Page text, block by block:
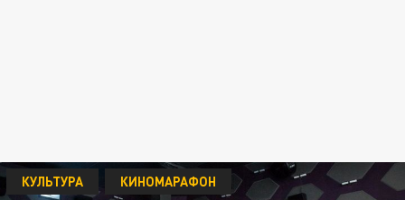
КУЛЬТУРА КИНОМАРАФОН